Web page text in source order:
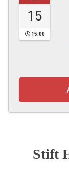
15
15:00
Stift